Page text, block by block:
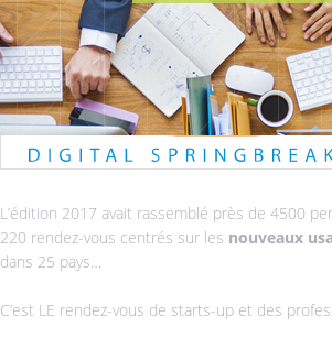
L’édition 2017 avait rassemblé près de 4500
220 rendez-vous centrés sur les nouveaux
dans 25 pays…
C’est LE rendez-vous de starts-up et des